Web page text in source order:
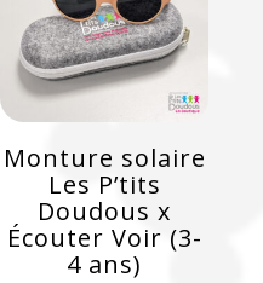
Monture solaire
Les P’tits
Doudous x
Écouter Voir (3-
4 ans)
plusieurs
variations.
Les
options
peuvent
choisies
sur